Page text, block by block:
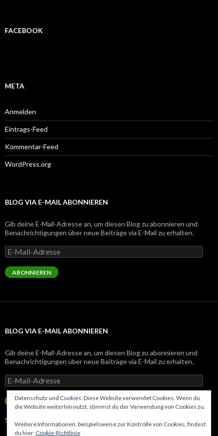
FACEBOOK
META
Anmelden
Eintrags-Feed
Kommentar-Feed
WordPress.org
BLOG VIA E-MAIL ABONNIEREN
Gib deine E-Mail-Adresse an, um diesen Blog zu abonnieren und
Benachrichtigungen über neue Beiträge via E-Mail zu erhalten.
E-
Mail-
Adresse
ABONNIEREN
BLOG VIA E-MAIL ABONNIEREN
Gib deine E-Mail-Adresse an, um diesen Blog zu abonnieren und
Benachrichtigungen über neue Beiträge via E-Mail zu erhalten.
E-
Mail-
Adresse
ABONNIEREN
Schließe dich 143 anderen Abonnenten an
Datenschutz und Cookies: Diese Website verwendet Cookies. Wenn du
die Website weiterhin nutzt, stimmst du der Verwendung von Cookies zu.
Weitere Informationen, beispielsweise zur Kontrolle von Cookies, findest
du hier: Cookie-Richtlinie